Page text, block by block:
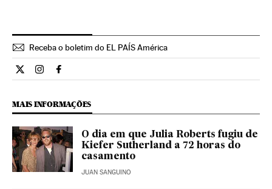
Receba o boletim do EL PAÍS América
Estilo El País Brasil en Twitter
Estilo El País Brasil en Instagram
Estilo El País Brasil en Facebook
MAIS INFORMAÇÕES
O dia em que Julia Roberts fugiu de
Kiefer Sutherland a 72 horas do
casamento
JUAN SANGUINO